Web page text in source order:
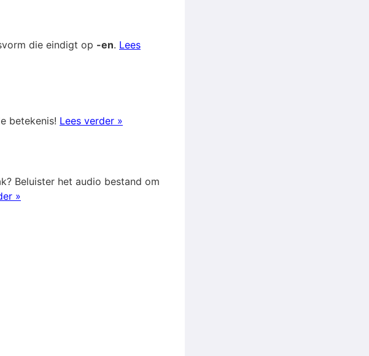
die eindigt op -en. Lees
betekenis! Lees verder »
Beluister het audio bestand om
»